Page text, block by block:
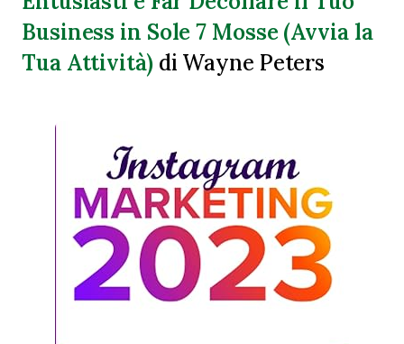
Business in Sole 7 Mosse (Avvia la
Tua Attività)di Wayne Peters